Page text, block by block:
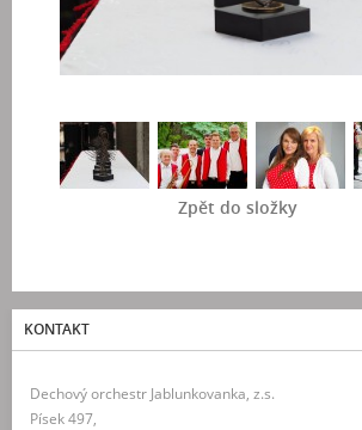
Zpět do složky
KONTAKT
Dechový orchestr Jablunkovanka, z.s.
Písek 497,